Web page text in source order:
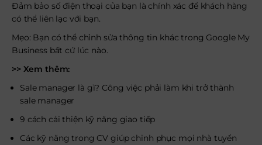
Đảm bảo số điện thoại của bạn là chính xác để khách hàng
có thể liên lạc với bạn.
Mẹo: Bạn có thể chỉnh sửa thông tin khác trong Google My
Business bất cứ lúc nào.
>> Xem thêm:
Sale manager là gì? Công việc phải làm khi trở thành
sale manager
9 cách cải thiện kỹ năng giao tiếp
Các kỹ năng trong CV giúp chinh phục mọi nhà tuyển